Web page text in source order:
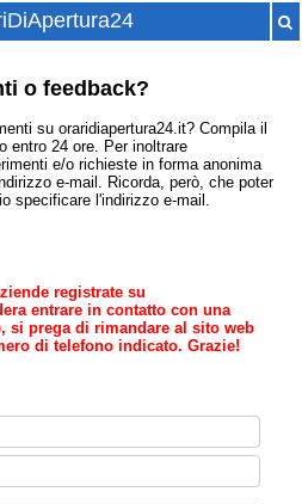
o feedback?
su oraridiapertura24.it? Compila il
entro 24 ore. Per inoltrare
e/o richieste in forma anonima
e-mail. Ricorda, però, che poter
specificare l'indirizzo e-mail.
registrate su
entrare in contatto con una
si prega di rimandare al sito web
di telefono indicato. Grazie!